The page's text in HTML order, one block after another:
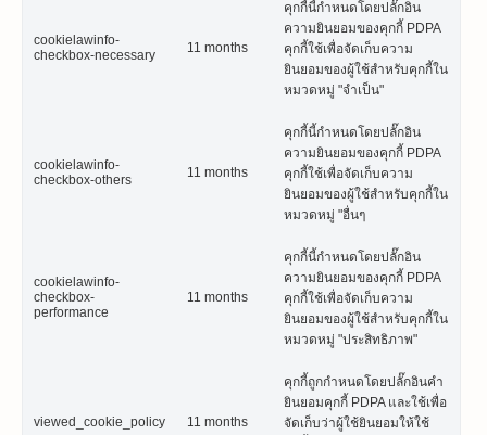
cookielawinfo-
checkbox-necessary
11 months
คุกกี้นี้กำหนดโดยปลั๊กอิน
ความยินยอมของคุกกี้ PDPA
คุกกี้ใช้เพื่อจัดเก็บความ
ยินยอมของผู้ใช้สำหรับคุกกี้ใน
หมวดหมู่ "จำเป็น"
cookielawinfo-
checkbox-others
11 months
คุกกี้นี้กำหนดโดยปลั๊กอิน
ความยินยอมของคุกกี้ PDPA
คุกกี้ใช้เพื่อจัดเก็บความ
ยินยอมของผู้ใช้สำหรับคุกกี้ใน
หมวดหมู่ "อื่นๆ
cookielawinfo-
checkbox-
performance
11 months
คุกกี้นี้กำหนดโดยปลั๊กอิน
ความยินยอมของคุกกี้ PDPA
คุกกี้ใช้เพื่อจัดเก็บความ
ยินยอมของผู้ใช้สำหรับคุกกี้ใน
หมวดหมู่ "ประสิทธิภาพ"
viewed_cookie_policy 11 months
คุกกี้ถูกกำหนดโดยปลั๊กอินคำ
ยินยอมคุกกี้ PDPA และใช้เพื่อ
จัดเก็บว่าผู้ใช้ยินยอมให้ใช้